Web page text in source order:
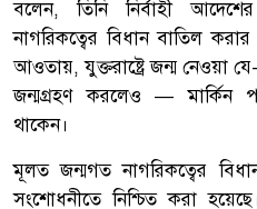
বলেন, তিনি নির্বাহী
নাগরিকত্বের বিধান বাতিল
আওতায়, যুক্তরাষ্ট্রে জন্ম নেওয়া
জন্মগ্রহণ করলেও — মার্কিন
থাকেন।
মূলত জন্মগত নাগরিকত্বের
সংশোধনীতে নিশ্চিত করা